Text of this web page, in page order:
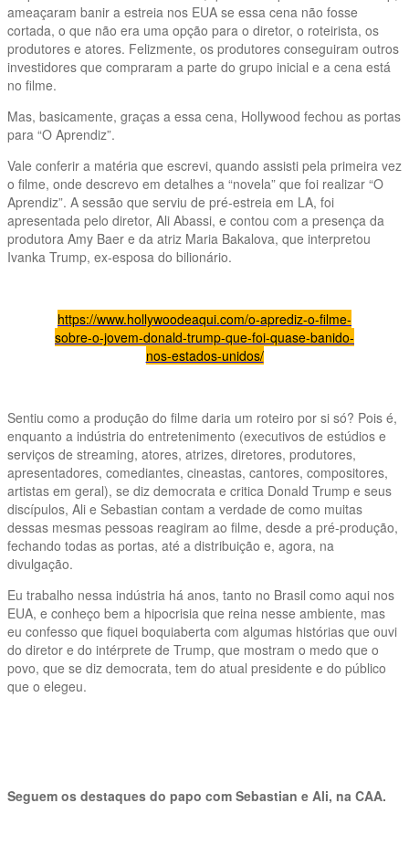
ameaçaram banir a estreia nos EUA se essa cena não fosse
cortada, o que não era uma opção para o diretor, o roteirista, os
produtores e atores. Felizmente, os produtores conseguiram outros
investidores que compraram a parte do grupo inicial e a cena está
no filme.
Mas, basicamente, graças a essa cena, Hollywood fechou as portas
para “O Aprendiz”.
Vale conferir a matéria que escrevi, quando assisti pela primeira vez
o filme, onde descrevo em detalhes a “novela” que foi realizar “O
Aprendiz”. A sessão que serviu de pré-estreia em LA, foi
apresentada pelo diretor, Ali Abassi, e contou com a presença da
produtora Amy Baer e da atriz Maria Bakalova, que interpretou
Ivanka Trump, ex-esposa do bilionário.
https://www.hollywoodeaqui.com/o-aprediz-o-filme-
sobre-o-jovem-donald-trump-que-foi-quase-banido-
nos-estados-unidos/
Sentiu como a produção do filme daria um roteiro por si só? Pois é,
enquanto a indústria do entretenimento (executivos de estúdios e
serviços de streaming, atores, atrizes, diretores, produtores,
apresentadores, comediantes, cineastas, cantores, compositores,
artistas em geral), se diz democrata e critica Donald Trump e seus
discípulos, Ali e Sebastian contam a verdade de como muitas
dessas mesmas pessoas reagiram ao filme, desde a pré-produção,
fechando todas as portas, até a distribuição e, agora, na
divulgação.
Eu trabalho nessa indústria há anos, tanto no Brasil como aqui nos
EUA, e conheço bem a hipocrisia que reina nesse ambiente, mas
eu confesso que fiquei boquiaberta com algumas histórias que ouvi
do diretor e do intérprete de Trump, que mostram o medo que o
povo, que se diz democrata, tem do atual presidente e do público
que o elegeu.
Seguem os destaques do papo com Sebastian e Ali, na CAA.